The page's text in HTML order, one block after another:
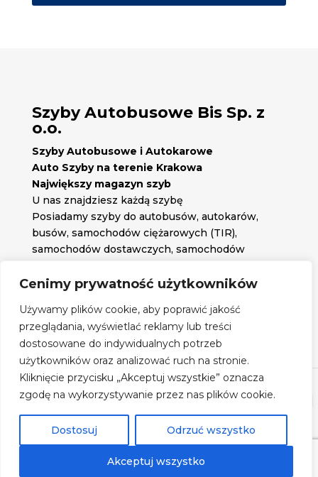
Cenimy prywatność użytkowników
Używamy plików cookie, aby poprawić jakość
przeglądania, wyświetlać reklamy lub treści
dostosowane do indywidualnych potrzeb
użytkowników oraz analizować ruch na stronie.
Kliknięcie przycisku „Akceptuj wszystkie” oznacza
zgodę na wykorzystywanie przez nas plików cookie.
Dostosuj Odrzuć wszystko
Akceptuj wszystko
Szyby Autobusowe Bis Sp. z
o.o.
Szyby Autobusowe i Autokarowe
Auto Szyby na terenie Krakowa
Największy magazyn szyb
U nas znajdziesz każdą szybę
Posiadamy szyby do autobusów, autokarów,
busów, samochodów ciężarowych (TIR),
samochodów dostawczych, samochodów
potrzebujesz.
Znajdź nas na: 
Obserwuj nas na:
Regulamin zakupów
Szyby Autobusowe- 2026| Realizacja: www.woh.group
Rozwiązania technologiczne:iSerwer.pl